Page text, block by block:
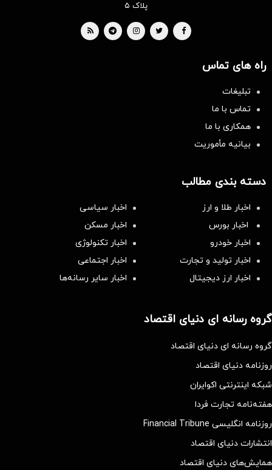
پلاک ۵
راه های تماس
تبلیغات
تماس با ما
همکاری با ما
بیانیه مأموریت
دسته بندی مطالب
اخبار طلا و ارز
اخبار سیاسی
اخبار بورس
اخبار مسکن
اخبار خودرو
اخبار تکنولوژی
اخبار تولید و تجارت
اخبار اجتماعی
اخبار ارز دیجیتال
اخبار سایر رسانه‌‌ها
گروه رسانه ای دنیای اقتصاد
گروه رسانه ای دنیای اقتصاد
روزنامه دنیای اقتصاد
شبکه اینترنتی اکوایران
هفته‌نامه تجارت فردا
روزنامه انگلیسی Financial Tribune
انتشارات دنیای اقتصاد
همایش‌های دنیای اقتصاد